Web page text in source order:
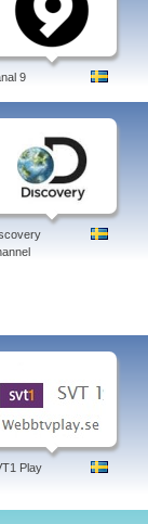
9
Play